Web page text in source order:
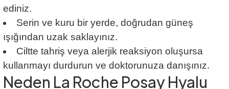
ediniz.
Serin ve kuru bir yerde, doğrudan güneş
ışığından uzak saklayınız.
Ciltte tahriş veya alerjik reaksiyon oluşursa
kullanmayı durdurun ve doktorunuza danışınız.
Neden La Roche Posay Hyalu